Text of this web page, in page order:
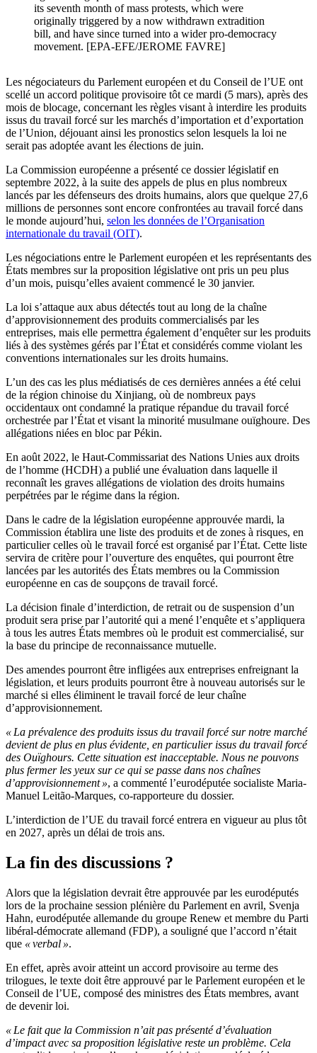
its seventh month of mass protests, which were
originally triggered by a now withdrawn extradition
bill, and have since turned into a wider pro-democracy
movement. [EPA-EFE/JEROME FAVRE]
Les négociateurs du Parlement européen et du Conseil de l’UE ont
scellé un accord politique provisoire tôt ce mardi (5 mars), après des
mois de blocage, concernant les règles visant à interdire les produits
issus du travail forcé sur les marchés d’importation et d’exportation
de l’Union, déjouant ainsi les pronostics selon lesquels la loi ne
serait pas adoptée avant les élections de juin.
La Commission européenne a présenté ce dossier législatif en
septembre 2022, à la suite des appels de plus en plus nombreux
lancés par les défenseurs des droits humains, alors que quelque 27,6
millions de personnes sont encore confrontées au travail forcé dans
le monde aujourd’hui, selon les données de l’Organisation
internationale du travail (OIT).
Les négociations entre le Parlement européen et les représentants des
États membres sur la proposition législative ont pris un peu plus
d’un mois, puisqu’elles avaient commencé le 30 janvier.
La loi s’attaque aux abus détectés tout au long de la chaîne
d’approvisionnement des produits commercialisés par les
entreprises, mais elle permettra également d’enquêter sur les produits
liés à des systèmes gérés par l’État et considérés comme violant les
conventions internationales sur les droits humains.
L’un des cas les plus médiatisés de ces dernières années a été celui
de la région chinoise du Xinjiang, où de nombreux pays
occidentaux ont condamné la pratique répandue du travail forcé
orchestrée par l’État et visant la minorité musulmane ouïghoure. Des
allégations niées en bloc par Pékin.
En août 2022, le Haut-Commissariat des Nations Unies aux droits
de l’homme (HCDH) a publié une évaluation dans laquelle il
reconnaît les graves allégations de violation des droits humains
perpétrées par le régime dans la région.
Dans le cadre de la législation européenne approuvée mardi, la
Commission établira une liste des produits et de zones à risques, en
particulier celles où le travail forcé est organisé par l’État. Cette liste
servira de critère pour l’ouverture des enquêtes, qui pourront être
lancées par les autorités des États membres ou la Commission
européenne en cas de soupçons de travail forcé.
La décision finale d’interdiction, de retrait ou de suspension d’un
produit sera prise par l’autorité qui a mené l’enquête et s’appliquera
à tous les autres États membres où le produit est commercialisé, sur
la base du principe de reconnaissance mutuelle.
Des amendes pourront être infligées aux entreprises enfreignant la
législation, et leurs produits pourront être à nouveau autorisés sur le
marché si elles éliminent le travail forcé de leur chaîne
d’approvisionnement.
« La prévalence des produits issus du travail forcé sur notre marché
devient de plus en plus évidente, en particulier issus du travail forcé
des Ouïghours. Cette situation est inacceptable. Nous ne pouvons
plus fermer les yeux sur ce qui se passe dans nos chaînes
d’approvisionnement », a commenté l’eurodéputée socialiste Maria-
Manuel Leitão-Marques, co-rapporteure du dossier.
L’interdiction de l’UE du travail forcé entrera en vigueur au plus tôt
en 2027, après un délai de trois ans.
La fin des discussions ?
Alors que la législation devrait être approuvée par les eurodéputés
lors de la prochaine session plénière du Parlement en avril, Svenja
Hahn, eurodéputée allemande du groupe Renew et membre du Parti
libéral-démocrate allemand (FDP), a souligné que l’accord n’était
que « verbal ».
En effet, après avoir atteint un accord provisoire au terme des
trilogues, le texte doit être approuvé par le Parlement européen et le
Conseil de l’UE, composé des ministres des États membres, avant
de devenir loi.
« Le fait que la Commission n’ait pas présenté d’évaluation
d’impact avec sa proposition législative reste un problème. Cela